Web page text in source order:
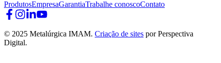
ProdutosEmpresaGarantiaTrabalhe conoscoContato
© 2025 Metalúrgica IMAM. Criação de sites por Perspectiva
Digital.